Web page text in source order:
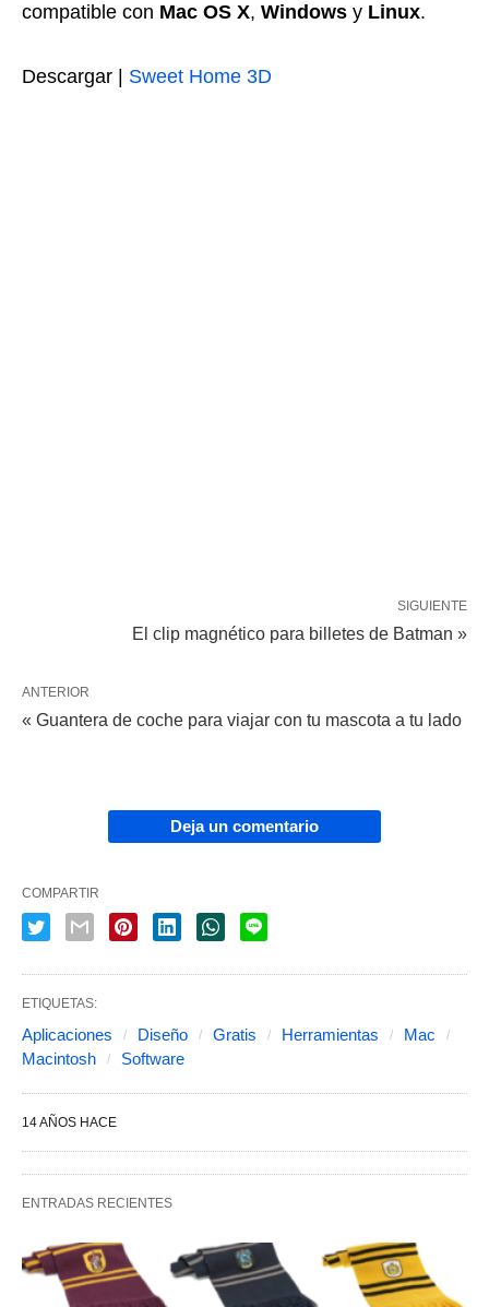
compatible con Mac OS X, Windows y Linux.
Descargar | Sweet Home 3D
SIGUIENTE
El clip magnético para billetes de Batman »
ANTERIOR
« Guantera de coche para viajar con tu mascota a tu lado
Deja un comentario
COMPARTIR
ETIQUETAS:
Aplicaciones Diseño Gratis Herramientas
Mac
Macintosh
Software
14 AÑOS HACE
ENTRADAS RECIENTES